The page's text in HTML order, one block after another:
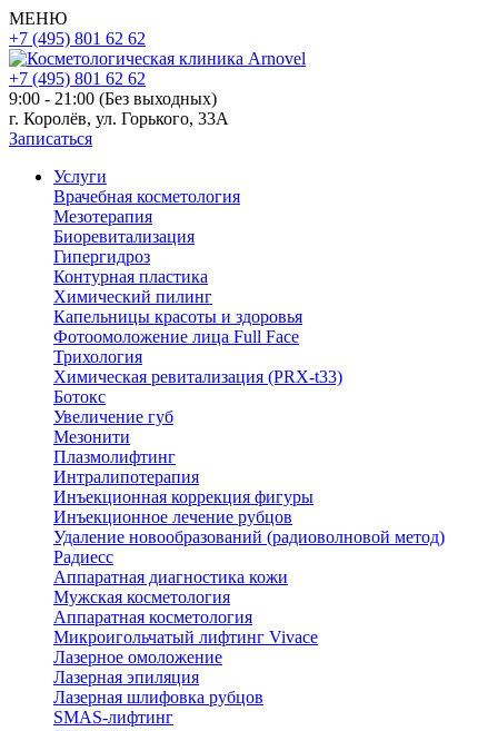
МЕНЮ
+7 (495) 801 62 62
+7 (495) 801 62 62
9:00 - 21:00 (Без выходных)
г. Королёв, ул. Горького, 33А
Записаться
Услуги
Врачебная косметология
Мезотерапия
Биоревитализация
Гипергидроз
Контурная пластика
Химический пилинг
Капельницы красоты и здоровья
Фотоомоложение лица Full Face
Трихология
Химическая ревитализация (PRX-t33)
Ботокс
Увеличение губ
Мезонити
Плазмолифтинг
Интралипотерапия
Инъекционная коррекция фигуры
Инъекционное лечение рубцов
Удаление новообразований (радиоволновой метод)
Радиесс
Аппаратная диагностика кожи
Мужская косметология
Аппаратная косметология
Микроигольчатый лифтинг Vivace
Лазерное омоложение
Лазерная эпиляция
Лазерная шлифовка рубцов
SMAS-лифтинг